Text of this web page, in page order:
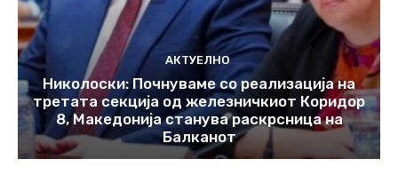
АКТУЕЛНО
Николоски: Почнуваме со реализација на
третата секција од железничкиот Коридор
8, Македонија станува раскрсница на
Балканот